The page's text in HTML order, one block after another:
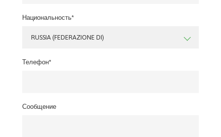
Национальность*
RUSSIA (FEDERAZIONE DI)
Телефон*
Сообщение